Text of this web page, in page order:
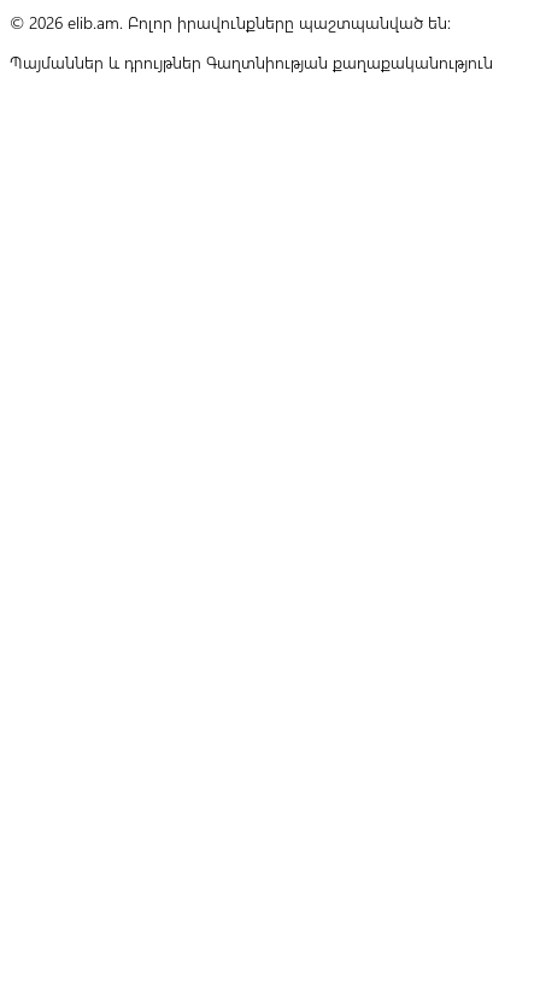
© 2026 elib.am. Բոլոր իրավունքները պաշտպանված են:
Պայմաններ և դրույթներ Գաղտնիության քաղաքականություն